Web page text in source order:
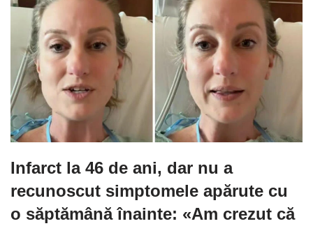
Infarct la 46 de ani, dar nu a
recunoscut simptomele apărute cu
o săptămână înainte: «Am crezut că